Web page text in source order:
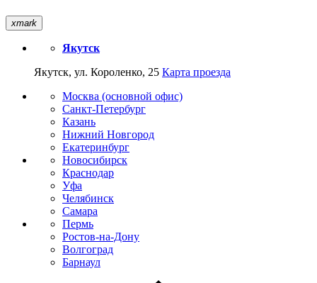
xmark
Якутск
Якутск, ул. Короленко, 25 Карта проезда
Москва (основной офис)
Санкт-Петербург
Казань
Нижний Новгород
Екатеринбург
Новосибирск
Краснодар
Уфа
Челябинск
Самара
Пермь
Ростов-на-Дону
Волгоград
Барнаул